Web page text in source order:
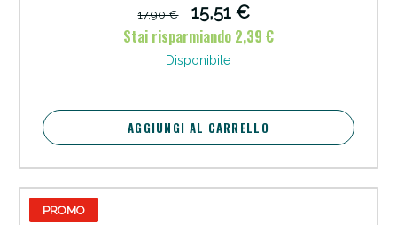
17,90 €
15,51 €
Stai risparmiando 2,39 €
Disponibile
AGGIUNGI AL CARRELLO
PROMO